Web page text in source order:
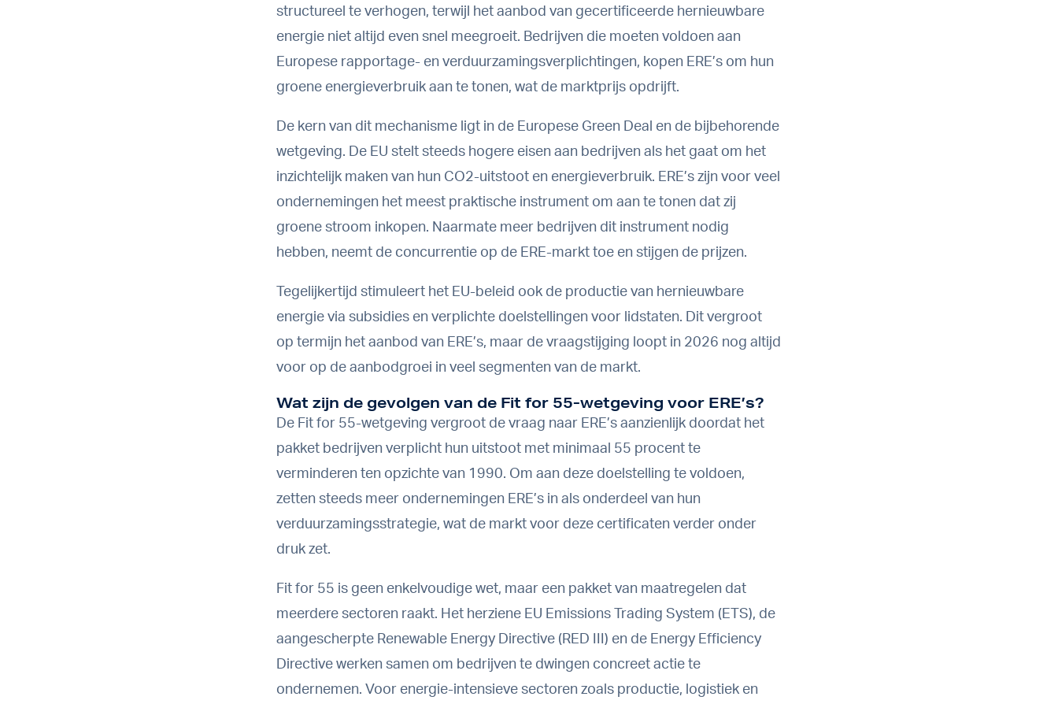
structureel te verhogen, terwijl het aanbod van gecertificeerde hernieuwbare
energie niet altijd even snel meegroeit. Bedrijven die moeten voldoen aan
Europese rapportage- en verduurzamingsverplichtingen, kopen ERE’s om hun
groene energieverbruik aan te tonen, wat de marktprijs opdrijft.
De kern van dit mechanisme ligt in de Europese Green Deal en de bijbehorende
wetgeving. De EU stelt steeds hogere eisen aan bedrijven als het gaat om het
inzichtelijk maken van hun CO2-uitstoot en energieverbruik. ERE’s zijn voor veel
ondernemingen het meest praktische instrument om aan te tonen dat zij
groene stroom inkopen. Naarmate meer bedrijven dit instrument nodig
hebben, neemt de concurrentie op de ERE-markt toe en stijgen de prijzen.
Tegelijkertijd stimuleert het EU-beleid ook de productie van hernieuwbare
energie via subsidies en verplichte doelstellingen voor lidstaten. Dit vergroot
op termijn het aanbod van ERE’s, maar de vraagstijging loopt in 2026 nog altijd
voor op de aanbodgroei in veel segmenten van de markt.
Wat zijn de gevolgen van de Fit for 55-wetgeving voor ERE’s?
De Fit for 55-wetgeving vergroot de vraag naar ERE’s aanzienlijk doordat het
pakket bedrijven verplicht hun uitstoot met minimaal 55 procent te
verminderen ten opzichte van 1990. Om aan deze doelstelling te voldoen,
zetten steeds meer ondernemingen ERE’s in als onderdeel van hun
verduurzamingsstrategie, wat de markt voor deze certificaten verder onder
druk zet.
Fit for 55 is geen enkelvoudige wet, maar een pakket van maatregelen dat
meerdere sectoren raakt. Het herziene EU Emissions Trading System (ETS), de
aangescherpte Renewable Energy Directive (RED III) en de Energy Efficiency
Directive werken samen om bedrijven te dwingen concreet actie te
ondernemen. Voor energie-intensieve sectoren zoals productie, logistiek en